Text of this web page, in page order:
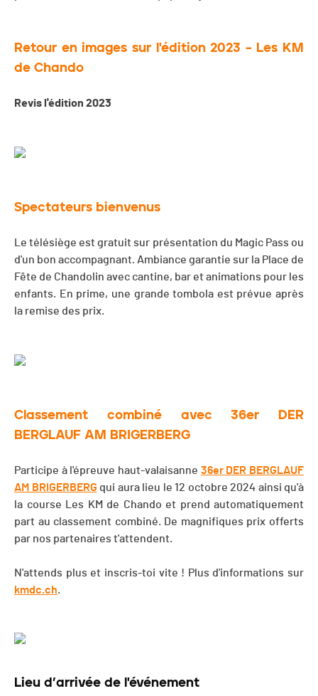
Retour en images sur l'édition 2023 – Les KM
de Chando
Revis l'édition 2023
Spectateurs bienvenus
Le télésiège est gratuit sur présentation du Magic Pass ou
d'un bon accompagnant. Ambiance garantie sur la Place de
Fête de Chandolin avec cantine, bar et animations pour les
enfants. En prime, une grande tombola est prévue après
la remise des prix.
Classement combiné avec 36er DER
BERGLAUF AM BRIGERBERG
Participe à l'épreuve haut-valaisanne 36er DER BERGLAUF
AM BRIGERBERG qui aura lieu le 12 octobre 2024 ainsi qu'à
la course Les KM de Chando et prend automatiquement
part au classement combiné. De magnifiques prix offerts
par nos partenaires t'attendent.
N'attends plus et inscris-toi vite ! Plus d'informations sur
kmdc.ch.
Lieu d’arrivée de l'événement